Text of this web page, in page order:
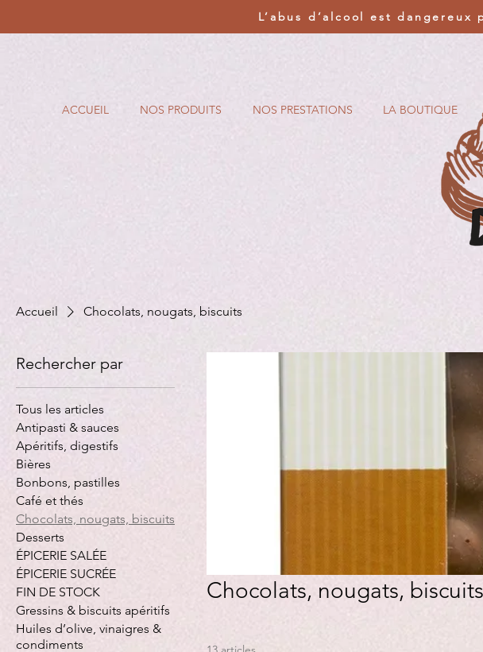
L’abus d’alcool est
ACCUEIL NOS PRODUITS NOS PRESTATIONS LA BOUTIQUE
Accueil Chocolats, nougats, biscuits
Rechercher par
Tous les articles
Antipasti & sauces
Apéritifs, digestifs
Bières
Bonbons, pastilles
Café et thés
Chocolats, nougats, biscuits
Desserts
ÉPICERIE SALÉE
ÉPICERIE SUCRÉE
FIN DE STOCK
Gressins & biscuits apéritifs
Huiles d’olive, vinaigres &
condiments
Chocolats, nougats, biscuits